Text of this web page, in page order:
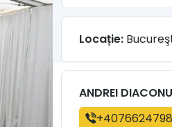
Locație:
ANDREI DIACONU